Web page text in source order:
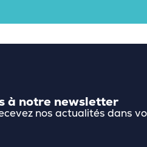
à notre newsletter
nos actualités dans